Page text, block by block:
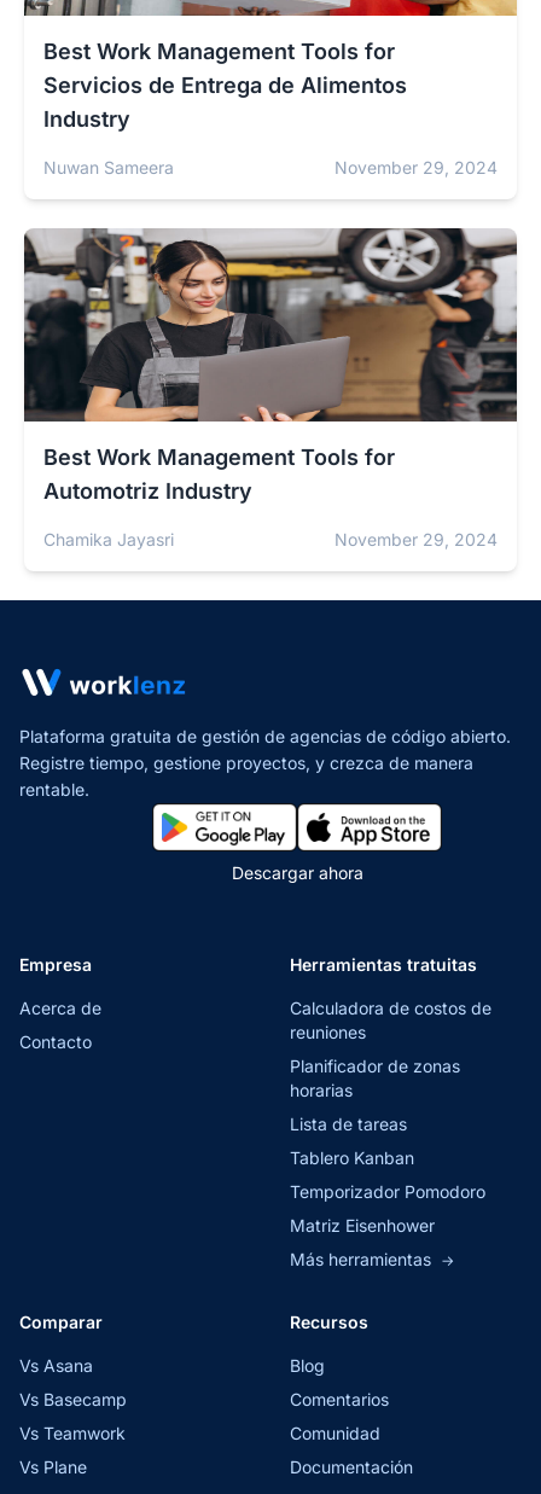
Best Work Management Tools for
Servicios de Entrega de Alimentos
Industry
Nuwan Sameera November 29, 2024
Best Work Management Tools for
Automotriz Industry
Chamika Jayasri November 29, 2024
Plataforma gratuita de gestión de agencias de código abierto.
Registre tiempo, gestione proyectos, y crezca de manera
rentable.
Descargar ahora
Empresa
Acerca de
Contacto
Herramientas tratuitas
Calculadora de costos de
reuniones
Planificador de zonas
horarias
Lista de tareas
Tablero Kanban
Temporizador Pomodoro
Matriz Eisenhower
Más herramientas →
Comparar
Vs Asana
Vs Basecamp
Vs Teamwork
Vs Plane
Recursos
Blog
Comentarios
Comunidad
Documentación